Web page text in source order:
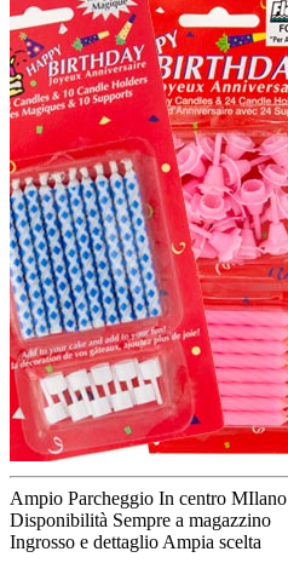
Ampio Parcheggio In centro MIlano
Disponibilità Sempre a magazzino
Ingrosso e dettaglio Ampia scelta